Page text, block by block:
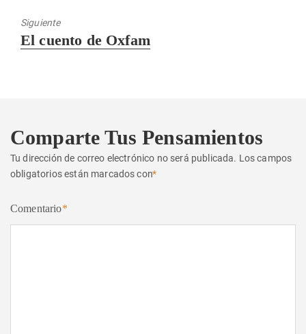
Siguiente
Entrada
El cuento de Oxfam
Comparte Tus Pensamientos
Tu dirección de correo electrónico no será publicada. Los campos
obligatorios están marcados con*
Comentario*